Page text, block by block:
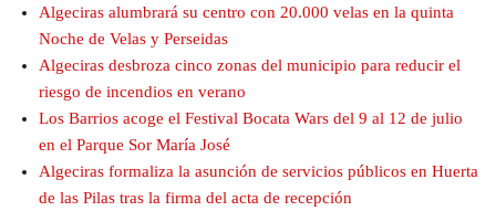
Algeciras alumbrará su centro con 20.000 velas en la quinta
Noche de Velas y Perseidas
Algeciras desbroza cinco zonas del municipio para reducir el
riesgo de incendios en verano
Los Barrios acoge el Festival Bocata Wars del 9 al 12 de julio
en el Parque Sor María José
Algeciras formaliza la asunción de servicios públicos en Huerta
de las Pilas tras la firma del acta de recepción